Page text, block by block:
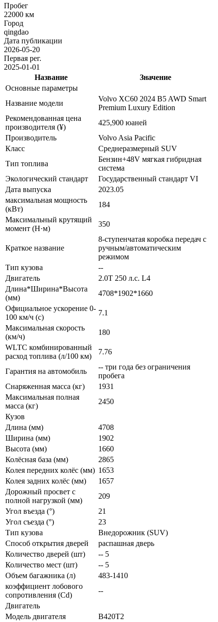
Пробег
22000 км
Город
qingdao
Дата публикации
2026-05-20
Первая рег.
2025-01-01
Название
Значение
Основные параметры
Название модели
Volvo XC60 2024 B5 AWD Smart
Premium Luxury Edition
Рекомендованная цена
производителя (¥)
425,900 юаней
Производитель
Volvo Asia Pacific
Класс
Среднеразмерный SUV
Тип топлива
Бензин+48V мягкая гибридная
система
Экологический стандарт
Государственный стандарт VI
Дата выпуска
2023.05
максимальная мощность
(кВт)
184
Максимальный крутящий
момент (Н·м)
350
Краткое название
8-ступенчатая коробка передач с
ручным/автоматическим
режимом
Тип кузова
--
Двигатель
2.0T 250 л.с. L4
Длина*Ширина*Высота
(мм)
4708*1902*1660
Официальное ускорение 0-
100 км/ч (с)
7.1
Максимальная скорость
(км/ч)
180
WLTC комбинированный
расход топлива (л/100 км)
7.76
Гарантия на автомобиль
-- три года без ограничения
пробега
Снаряженная масса (кг)
1931
Максимальная полная
масса (кг)
2450
Кузов
Длина (мм)
4708
Ширина (мм)
1902
Высота (мм)
1660
Колёсная база (мм)
2865
Колея передних колёс (мм) 1653
Колея задних колёс (мм)
1657
Дорожный просвет с
полной нагрузкой (мм)
209
Угол въезда (°)
21
Угол съезда (°)
23
Тип кузова
Внедорожник (SUV)
Способ открытия дверей
распашная дверь
Количество дверей (шт)
-- 5
Количество мест (шт)
-- 5
Объем багажника (л)
483-1410
коэффициент лобового
сопротивления (Cd)
--
Двигатель
Модель двигателя
B420T2